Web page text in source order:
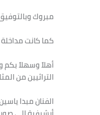
مبروك
كما كانت
أهلاً وسهلاً
التراثيين من
الفنان مبدا